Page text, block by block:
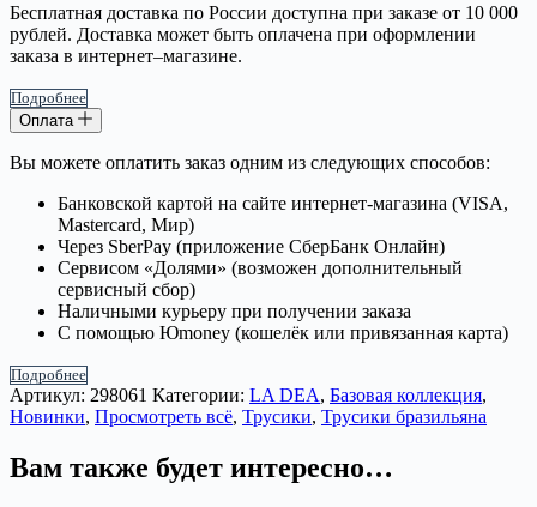
Бесплатная доставка по России доступна при заказе от 10 000
рублей. Доставка может быть оплачена при оформлении
заказа в интернет–магазине.
Подробнее
Оплата
Вы можете оплатить заказ одним из следующих способов:
Банковской картой на сайте интернет-магазина (VISA,
Mastercard, Мир)
Через SberPay (приложение СберБанк Онлайн)
Сервисом «Долями» (возможен дополнительный
сервисный сбор)
Наличными курьеру при получении заказа
С помощью Юmoney (кошелёк или привязанная карта)
Подробнее
Артикул: 298061 Категории: LA DEA, Базовая коллекция,
Новинки, Просмотреть всё, Трусики, Трусики бразильяна
Вам также будет интересно…